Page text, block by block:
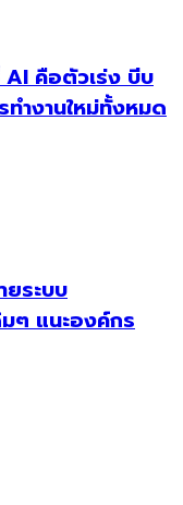
คือตัวเร่ง บีบ
ำงานใหม่ทั้งหมด
ระบบ
ๆ แนะองค์กร